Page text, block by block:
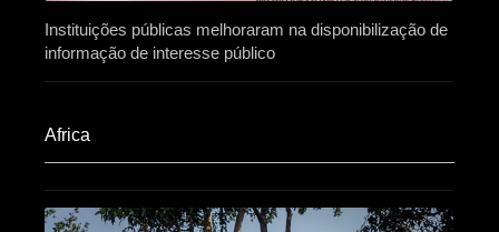
Instituições públicas melhoraram na disponibilização de
informação de interesse público
Africa​